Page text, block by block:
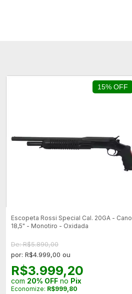
15% OFF
Escopeta Rossi Special Cal. 20GA - Cano
18,5" - Monotiro - Oxidada
De: R$5.890,00
por: R$4.999,00 ou
R$3.999,20
com 20% OFF no Pix
Economize: R$999,80